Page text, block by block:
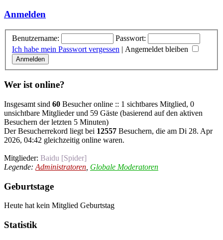
Anmelden
Benutzername:
Passwort:
Ich habe mein Passwort vergessen | Angemeldet bleiben
Wer ist online?
Insgesamt sind 60 Besucher online :: 1 sichtbares Mitglied, 0
unsichtbare Mitglieder und 59 Gäste (basierend auf den aktiven
Besuchern der letzten 5 Minuten)
Der Besucherrekord liegt bei 12557 Besuchern, die am Di 28. Apr
2026, 04:42 gleichzeitig online waren.
Mitglieder: Baidu [Spider]
Legende: Administratoren Globale Moderatoren
Geburtstage
Heute hat kein Mitglied Geburtstag
Statistik